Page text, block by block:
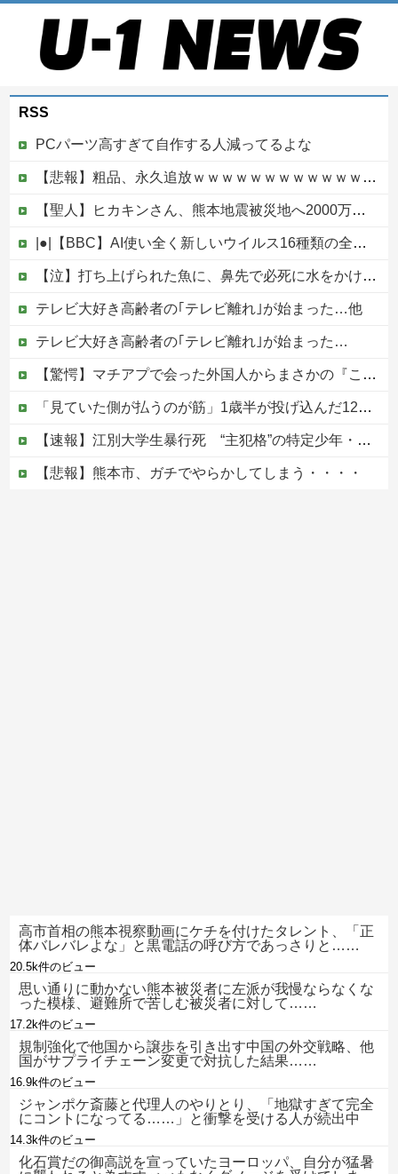
RSS
PCパーツ高すぎて自作する人減ってるよな
【悲報】粗品、永久追放ｗｗｗｗｗｗｗｗｗｗｗｗｗｗｗ（証拠あり）
【聖人】ヒカキンさん、熊本地震被災地へ2000万円の寄付！
|●|【BBC】AI使い全く新しいウイルス16種類の全遺伝情報設計に初成功
【泣】打ち上げられた魚に、鼻先で必死に水をかけてあげる犬が話題
テレビ大好き高齢者の｢テレビ離れ｣が始まった…他
テレビ大好き高齢者の｢テレビ離れ｣が始まった…
【驚愕】マチアプで会った外国人からまさかの『こう』言われたんやがこれワイ詰みか？？？？？？？
「見ていた側が払うのが筋」1歳半が投げ込んだ12万円のスマホ、半額提示した母親は冷たい？
【速報】江別大学生暴行死 “主犯格”の特定少年・川口侑斗被告に「無期懲役」の判決 当時17歳少年に「懲役30年」の判決
【悲報】熊本市、ガチでやらかしてしまう・・・・
高市首相の熊本視察動画にケチを付けたタレント、「正
体バレバレよな」と黒電話の呼び方であっさりと……
20.5k件のビュー
思い通りに動かない熊本被災者に左派が我慢ならなくな
った模様、避難所で苦しむ被災者に対して……
17.2k件のビュー
規制強化で他国から譲歩を引き出す中国の外交戦略、他
国がサプライチェーン変更で対抗した結果……
16.9k件のビュー
ジャンポケ斎藤と代理人のやりとり、「地獄すぎて完全
にコントになってる……」と衝撃を受ける人が続出中
14.3k件のビュー
化石賞だの御高説を宣っていたヨーロッパ、自分が猛暑